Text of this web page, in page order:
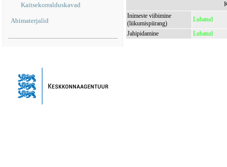
Kaitsekorralduskavad
Abimaterjalid
Inimeste viibimine
(liikumispiirang)
Lubatud
Jahipidamine
Lubatud